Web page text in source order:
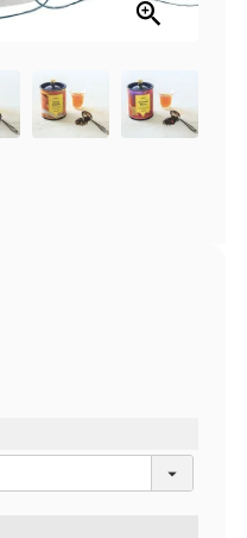
メルマガ会員様限定